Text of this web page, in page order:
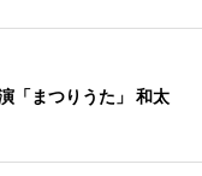
「まつりうた」 和太